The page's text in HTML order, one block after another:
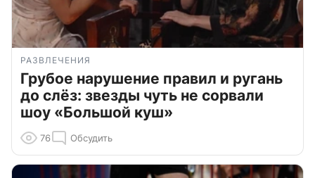
РАЗВЛЕЧЕНИЯ
Грубое нарушение правил и ругань
до слёз: звезды чуть не сорвали
шоу «Большой куш»
76 Обсудить